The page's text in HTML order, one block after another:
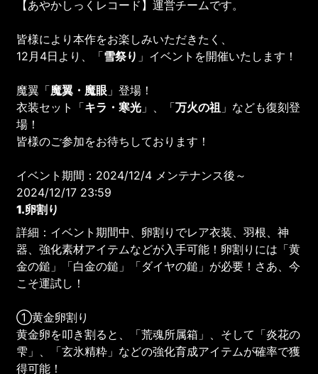
【あやかしっくレコード】運営チームです。
皆様により本作をお楽しみいただきたく、
12月4日より、「雪祭り 」イベントを開催いたします！
魔翼「魔翼・魔眼 」登場！
衣装セット「キラ・寒光 」、「万火の祖 」なども復刻登
場！
皆様のご参加をお待ちしております！
イベント期間：2024/12/4 メンテナンス後～
2024/12/17 23:59
1.卵割り
詳細：イベント期間中、卵割りでレア衣装、羽根、神
器、強化素材アイテムなどが入手可能！卵割りには「黄
金の鎚」「白金の鎚」「ダイヤの鎚」が必要！さあ、今
こそ運試し！
①黄金卵割り
黄金卵を叩き割ると、「荒魂所属箱」、そして「炎花の
雫」、「玄氷精粋」などの強化育成アイテムが確率で獲
得可能！